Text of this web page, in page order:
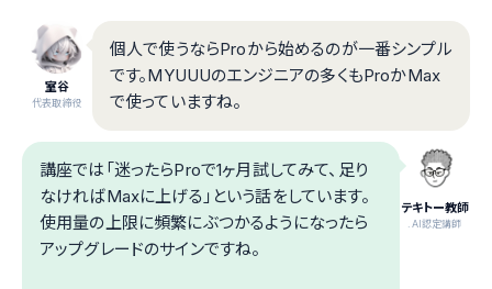
室谷
代表取締役
個人で使うならProから始めるのが一番シンプル
です。MYUUUのエンジニアの多くもProかMax
で使っていますね。
テキトー教師
.AI認定講師
講座では「迷ったらProで1ヶ月試してみて、足り
なければMaxに上げる」という話をしています。
使用量の上限に頻繁にぶつかるようになったら
アップグレードのサインですね。